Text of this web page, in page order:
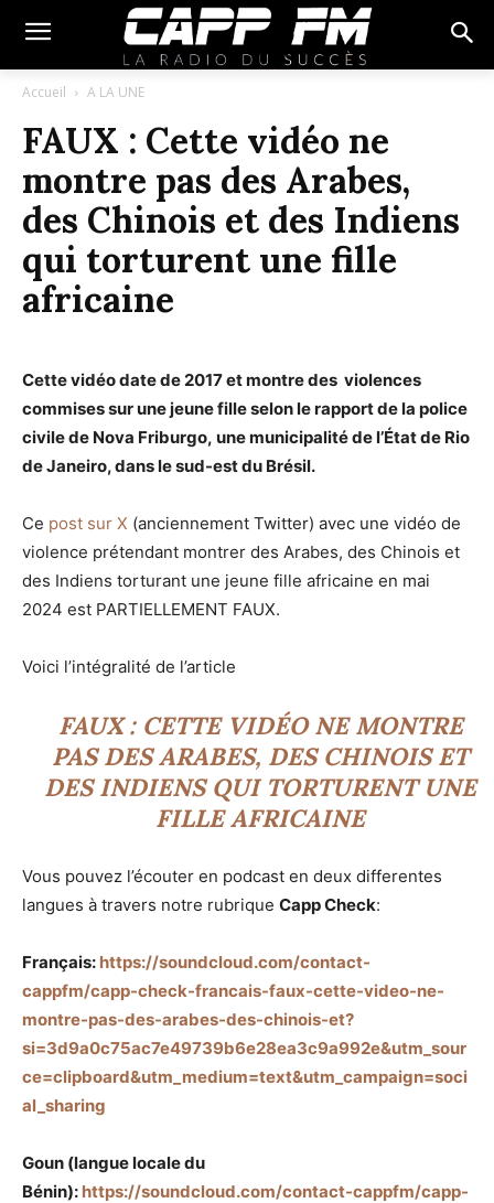
Accueil A LA UNE
FAUX : Cette vidéo ne
montre pas des Arabes,
des Chinois et des Indiens
qui torturent une fille
africaine
Cette vidéo date de 2017 et montre des violences
commises sur une jeune fille selon le rapport de la police
civile de Nova Friburgo, une municipalité de l’État de Rio
de Janeiro, dans le sud-est du Brésil.
Ce post sur X (anciennement Twitter) avec une vidéo de
violence prétendant montrer des Arabes, des Chinois et
des Indiens torturant une jeune fille africaine en mai
2024 est PARTIELLEMENT FAUX.
Voici l’intégralité de l’article
FAUX : CETTE VIDÉO NE MONTRE
PAS DES ARABES, DES CHINOIS ET
DES INDIENS QUI TORTURENT UNE
FILLE AFRICAINE
Vous pouvez l’écouter en podcast en deux differentes
langues à travers notre rubrique Capp Check:
Français: https://soundcloud.com/contact-
cappfm/capp-check-francais-faux-cette-video-ne-
montre-pas-des-arabes-des-chinois-et?
si=3d9a0c75ac7e49739b6e28ea3c9a992e&utm_sour
ce=clipboard&utm_medium=text&utm_campaign=soci
al_sharing
Goun (langue locale du
Bénin): https://soundcloud.com/contact-cappfm/capp-